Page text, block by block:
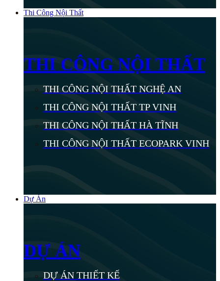
Thi Công Nội Thất
THI CÔNG NỘI THẤT
THI CÔNG NỘI THẤT NGHỆ AN
THI CÔNG NỘI THẤT TP VINH
THI CÔNG NỘI THẤT HÀ TĨNH
THI CÔNG NỘI THẤT ECOPARK VINH
Dự Án
DỰ ÁN
DỰ ÁN THIẾT KẾ